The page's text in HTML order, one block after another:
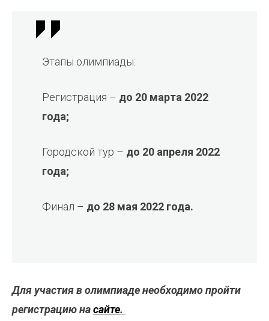
Этапы олимпиады:
Регистрация – до 20 марта 2022
года;
Городской тур – до 20 апреля 2022
года;
Финал – до 28 мая 2022 года.
Для участия в олимпиаде необходимо пройти
регистрацию насайте.